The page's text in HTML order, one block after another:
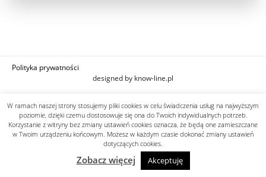
Polityka prywatności
designed by know-line.pl
W ramach naszej strony stosujemy pliki cookies w celu świadczenia usług na najwyższym
poziomie, dzięki czemu dostosowuje się ona do Twoich indywidualnych potrzeb.
Korzystanie z witryny bez zmiany ustawień cookies oznacza, że będą one zamieszczane
w Twoim urządzeniu końcowym. Możesz w każdym czasie dokonać zmiany ustawień
dotyczących cookies.
Zobacz więcej Akceptuję